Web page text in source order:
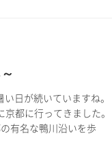
日が続いていますね。
都に行ってきました。
有名な鴨川沿いを歩